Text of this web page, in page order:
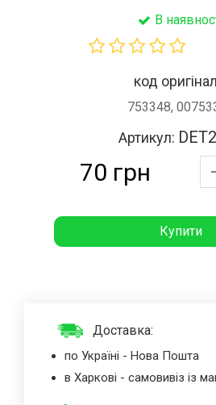
В
код
753348,
Артикул:
70 грн
Купити
Доставка:
по Україні - Нова Пошта
в Харкові - самовивіз із